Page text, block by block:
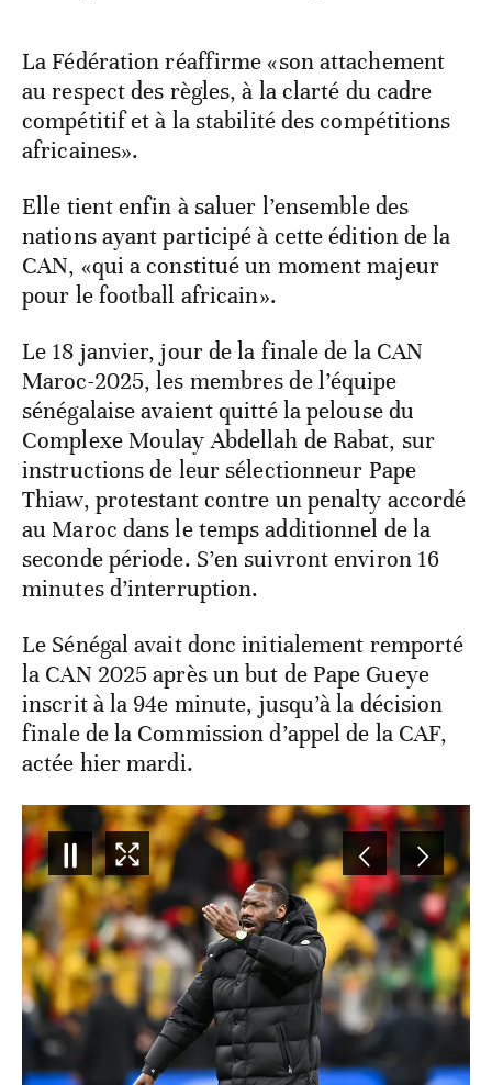
La Fédération réaffirme «son attachement
au respect des règles, à la clarté du cadre
compétitif et à la stabilité des compétitions
africaines».
Elle tient enfin à saluer l’ensemble des
nations ayant participé à cette édition de la
CAN, «qui a constitué un moment majeur
pour le football africain».
Le 18 janvier, jour de la finale de la CAN
Maroc-2025, les membres de l’équipe
sénégalaise avaient quitté la pelouse du
Complexe Moulay Abdellah de Rabat, sur
instructions de leur sélectionneur Pape
Thiaw, protestant contre un penalty accordé
au Maroc dans le temps additionnel de la
seconde période. S’en suivront environ 16
minutes d’interruption.
Le Sénégal avait donc initialement remporté
la CAN 2025 après un but de Pape Gueye
inscrit à la 94e minute, jusqu’à la décision
finale de la Commission d’appel de la CAF,
actée hier mardi.